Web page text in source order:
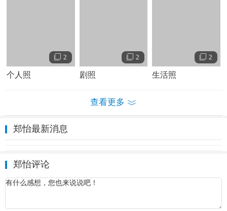
2
个人照
2
剧照
2
生活照
查看更多
郑怡最新消息
郑怡评论